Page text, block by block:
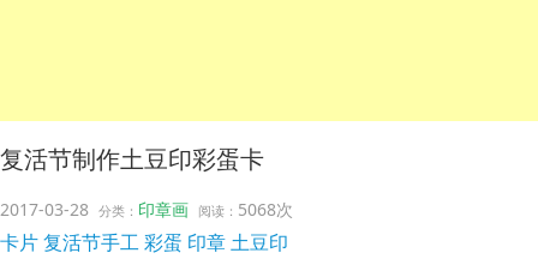
复活节制作土豆印彩蛋卡
2017-03-28 分类： 印章画 阅读： 5068次
卡片复活节手工彩蛋 印章土豆印